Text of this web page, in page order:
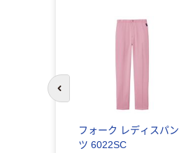
フォーク レディスパン
ツ 6022SC